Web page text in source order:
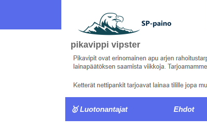
pikavippi vipster
🥇 Luotonantajat Ehdot